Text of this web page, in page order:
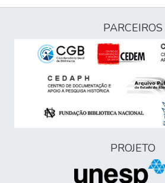
PARCEIROS
PROJETO